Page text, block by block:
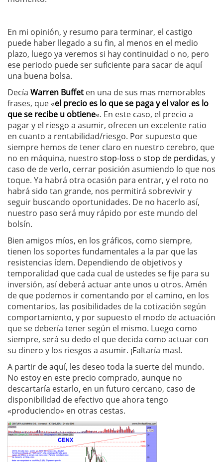
En mi opinión, y resumo para terminar, el castigo
puede haber llegado a su fin, al menos en el medio
plazo, luego ya veremos si hay continuidad o no, pero
ese periodo puede ser suficiente para sacar de aquí
una buena bolsa.
Decía Warren Buffet en una de sus mas memorables
frases, que «el precio es lo que se paga y el valor es lo
que se recibe u obtiene«. En este caso, el precio a
pagar y el riesgo a asumir, ofrecen un excelente ratio
en cuanto a rentabilidad/riesgo. Por supuesto que
siempre hemos de tener claro en nuestro cerebro, que
no en máquina, nuestro stop-loss o stop de perdidas, y
caso de de verlo, cerrar posición asumiendo lo que nos
toque. Ya habrá otra ocasión para entrar, y el roto no
habrá sido tan grande, nos permitirá sobrevivir y
seguir buscando oportunidades. De no hacerlo así,
nuestro paso será muy rápido por este mundo del
bolsín.
Bien amigos míos, en los gráficos, como siempre,
tienen los soportes fundamentales a la par que las
resistencias ídem. Dependiendo de objetivos y
temporalidad que cada cual de ustedes se fije para su
inversión, así deberá actuar ante unos u otros. Amén
de que podemos ir comentando por el camino, en los
comentarios, las posibilidades de la cotización según
comportamiento, y por supuesto el modo de actuación
que se debería tener según el mismo. Luego como
siempre, será su dedo el que decida como actuar con
su dinero y los riesgos a asumir. ¡Faltaría mas!.
A partir de aquí, les deseo toda la suerte del mundo.
No estoy en este precio comprado, aunque no
descartaría estarlo, en un futuro cercano, caso de
disponibilidad de efectivo que ahora tengo
«produciendo» en otras cestas.